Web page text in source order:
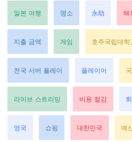
일본 여행 명소 永劫 해
지출 금액 게임 호주국립대학
전국 서버 플레이 플레이어
라이브 스트리밍 비용 절감
영국 쇼핑 대한민국 예